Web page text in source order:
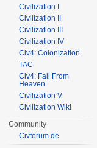
Civilization I
Civilization II
Civilization III
Civilization IV
Civ4: Colonization
TAC
Civ4: Fall From
Heaven
Civilization V
Civilization Wiki
Community
Civforum.de